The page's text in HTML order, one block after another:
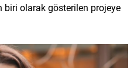
biri olarak gösterilen projeye